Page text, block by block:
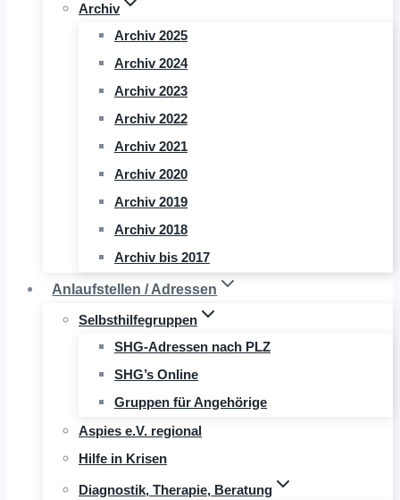
Archiv
Archiv 2025
Archiv 2024
Archiv 2023
Archiv 2022
Archiv 2021
Archiv 2020
Archiv 2019
Archiv 2018
Archiv bis 2017
Anlaufstellen / Adressen
Selbsthilfegruppen
SHG-Adressen nach PLZ
SHG’s Online
Gruppen für Angehörige
Aspies e.V. regional
Hilfe in Krisen
Diagnostik, Therapie, Beratung